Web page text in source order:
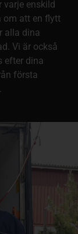
varje enskild
om att en flytt
alla dina
Vi är också
efter dina
första